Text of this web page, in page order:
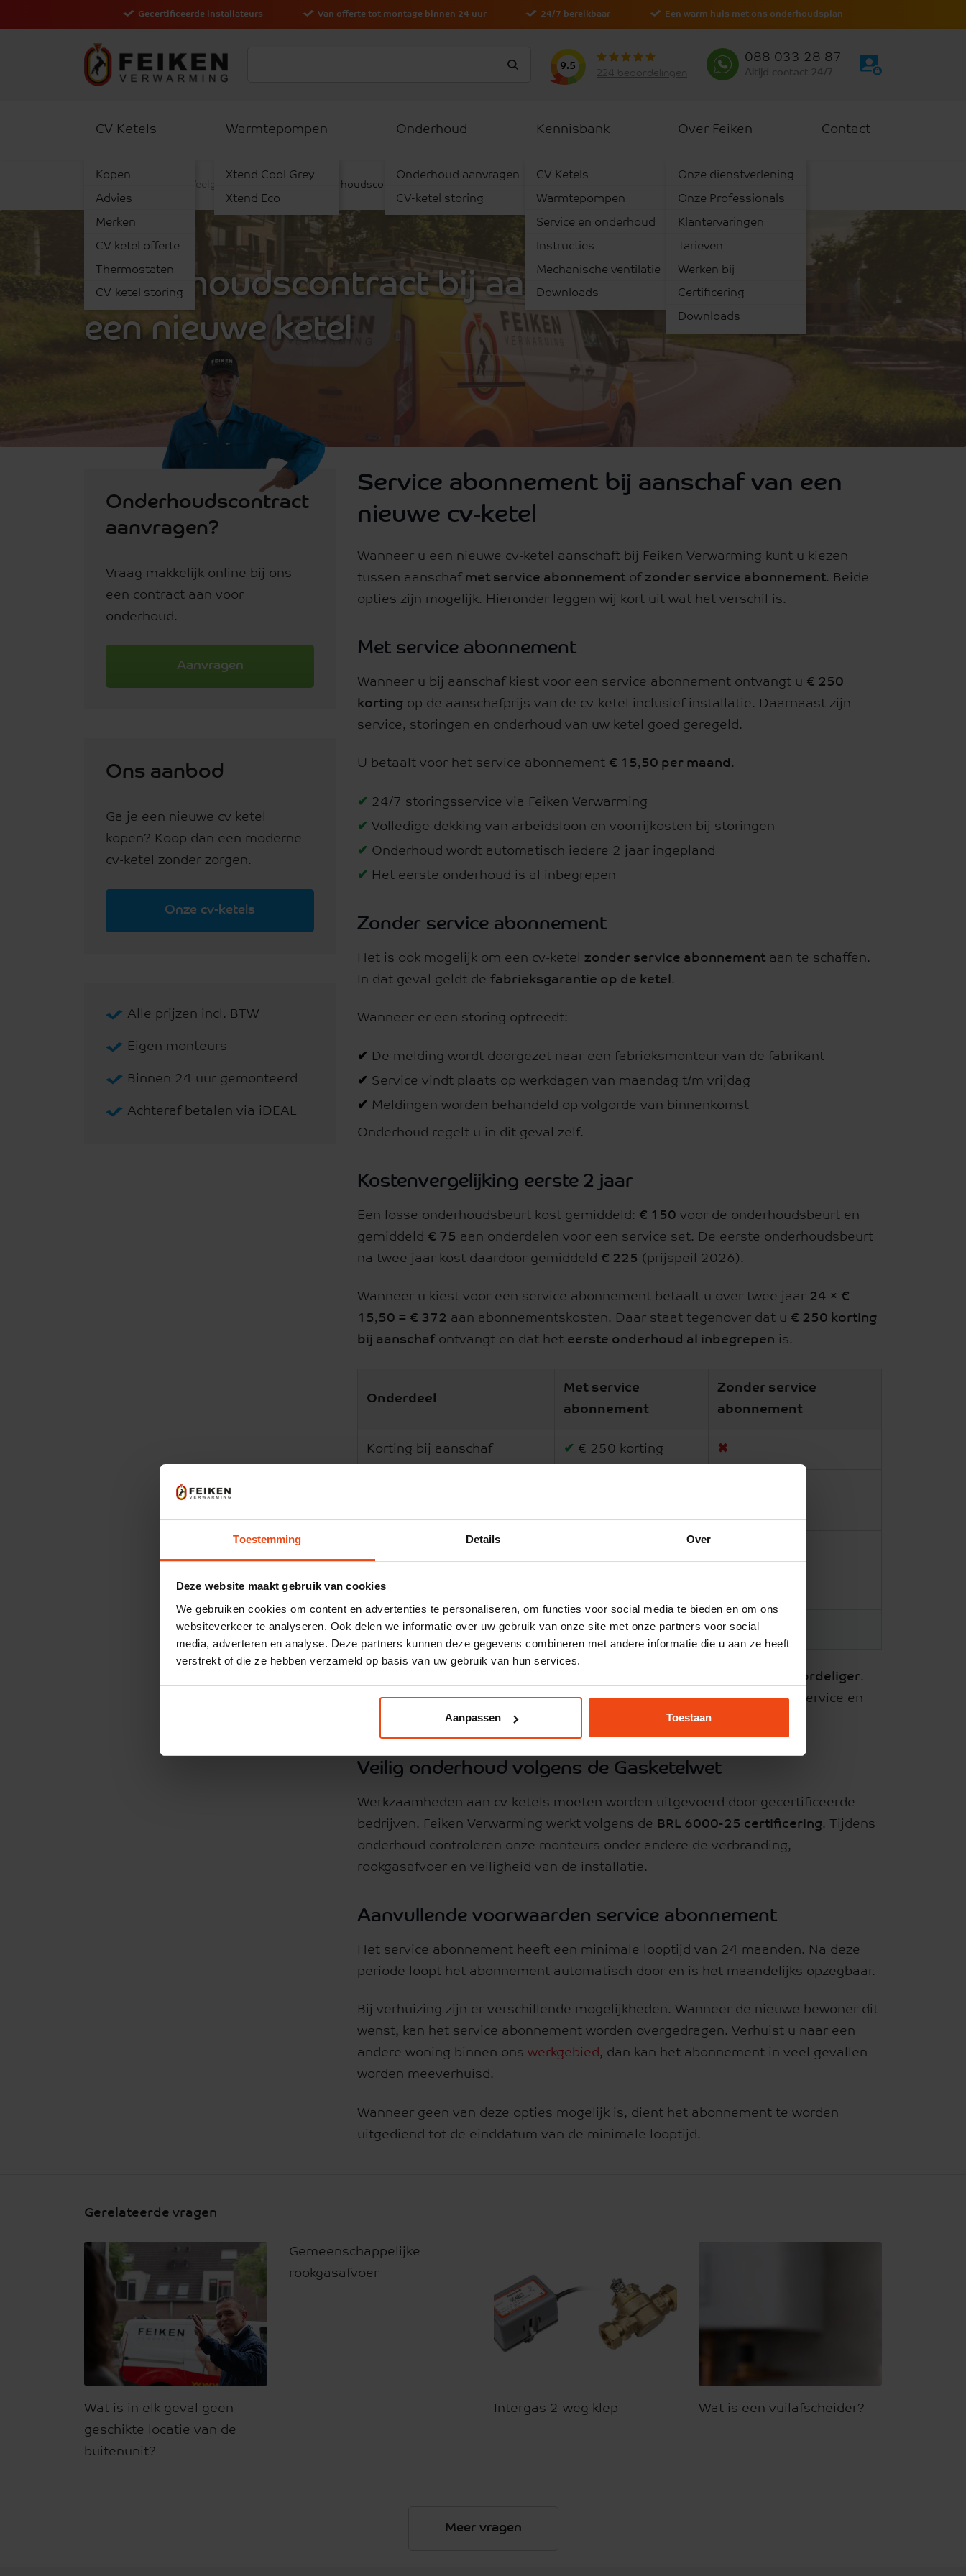
Toestemming Details Over
Deze website maakt gebruik van cookies
We gebruiken cookies om content en advertenties te personaliseren, om functies voor social media te bieden en om ons
websiteverkeer te analyseren. Ook delen we informatie over uw gebruik van onze site met onze partners voor social
media, adverteren en analyse. Deze partners kunnen deze gegevens combineren met andere informatie die u aan ze heeft
verstrekt of die ze hebben verzameld op basis van uw gebruik van hun services.
Aanpassen Toestaan
Gecertificeerde installateurs Van offerte tot montage binnen 24 uur 24/7 bereikbaar Een warm huis met ons onderhoudsplan
9.5
224 beoordelingen
088 033 28 87
Altijd contact 24/7
CV Ketels
Kopen
Advies
Merken
CV ketel offerte
Thermostaten
CV-ketel storing
Warmtepompen
Xtend Cool Grey
Xtend Eco
Onderhoud
Onderhoud aanvragen
CV-ketel storing
Kennisbank
CV Ketels
Warmtepompen
Service en onderhoud
Instructies
Mechanische ventilatie
Downloads
Over Feiken
Onze dienstverlening
Onze Professionals
Klantervaringen
Tarieven
Werken bij
Certificering
Downloads
Contact
Veelgestelde vragen Onderhoudscontract bij aanschaf van een nieuwe ketel
Onderhoudscontract bij aanschaf van
een nieuwe ketel
Onderhoudscontract
aanvragen?
Vraag makkelijk online bij ons
een contract aan voor
onderhoud.
Aanvragen
Ons aanbod
Ga je een nieuwe cv ketel
kopen? Koop dan een moderne
cv-ketel zonder zorgen.
Onze cv-ketels
Alle prijzen incl. BTW
Eigen monteurs
Binnen 24 uur gemonteerd
Achteraf betalen via iDEAL
Service abonnement bij aanschaf van een
nieuwe cv-ketel
Wanneer u een nieuwe cv-ketel aanschaft bij Feiken Verwarming kunt u kiezen
tussen aanschaf met service abonnement of zonder service abonnement. Beide
opties zijn mogelijk. Hieronder leggen wij kort uit wat het verschil is.
Met service abonnement
Wanneer u bij aanschaf kiest voor een service abonnement ontvangt u € 250
korting op de aanschafprijs van de cv-ketel inclusief installatie. Daarnaast zijn
service, storingen en onderhoud van uw ketel goed geregeld.
U betaalt voor het service abonnement € 15,50 per maand .
✔ 24/7 storingsservice via Feiken Verwarming
✔ Volledige dekking van arbeidsloon en voorrijkosten bij storingen
✔ Onderhoud wordt automatisch iedere 2 jaar ingepland
✔ Het eerste onderhoud is al inbegrepen
Zonder service abonnement
Het is ook mogelijk om een cv-ketel zonder service abonnement aan te schaffen.
In dat geval geldt de fabrieksgarantie op de ketel.
Wanneer er een storing optreedt:
✔ De melding wordt doorgezet naar een fabrieksmonteur van de fabrikant
✔ Service vindt plaats op werkdagen van maandag t/m vrijdag
✔ Meldingen worden behandeld op volgorde van binnenkomst
Onderhoud regelt u in dit geval zelf.
Kostenvergelijking eerste 2 jaar
Een losse onderhoudsbeurt kost gemiddeld: € 150 voor de onderhoudsbeurt en
gemiddeld € 75 aan onderdelen voor een service set. De eerste onderhoudsbeurt
na twee jaar kost daardoor gemiddeld € 225 (prijspeil 2026).
Wanneer u kiest voor een service abonnement betaalt u over twee jaar 24 × €
15,50 = € 372 aan abonnementskosten. Daar staat tegenover dat u € 250 korting
bij aanschafontvangt en dat het eerste onderhoud al inbegrepen is.
Onderdeel
Met service
abonnement
Zonder service
abonnement
Korting bij aanschaf ✔ € 250 korting ✖
24/7 storingsdienst
Totale kosten eerste 2 jaar € 122 € 225
€ 103 voordeliger.
Daarnaast heeft u in deze periode ook de zekerheid van 24/7 storingsservice en
volledig geregeld onderhoud.
Veilig onderhoud volgens de Gasketelwet
Werkzaamheden aan cv-ketels moeten worden uitgevoerd door gecertificeerde
bedrijven. Feiken Verwarming werkt volgens de BRL 6000-25 certificering. Tijdens
onderhoud controleren onze monteurs onder andere de verbranding,
rookgasafvoer en veiligheid van de installatie.
Aanvullende voorwaarden service abonnement
Het service abonnement heeft een minimale looptijd van 24 maanden. Na deze
periode loopt het abonnement automatisch door en is het maandelijks opzegbaar.
Bij verhuizing zijn er verschillende mogelijkheden. Wanneer de nieuwe bewoner dit
wenst, kan het service abonnement worden overgedragen. Verhuist u naar een
andere woning binnen ons werkgebied, dan kan het abonnement in veel gevallen
worden meeverhuisd.
Wanneer geen van deze opties mogelijk is, dient het abonnement te worden
uitgediend tot de einddatum van de minimale looptijd.
Gerelateerde vragen
Wat is in elk geval geen
geschikte locatie van de
buitenunit?
Gemeenschappelijke
rookgasafvoer
Intergas 2-weg klep Wat is een vuilafscheider?
Meer vragen